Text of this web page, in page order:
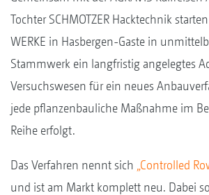
Tochter SCHMOTZER Hacktechnik
WERKE in Hasbergen-Gaste in
Stammwerk ein langfristig angelegtes
Versuchswesen für ein neues
jede pflanzenbauliche Maßnahme im
Reihe erfolgt.
Das Verfahren nennt sich „Controlled
und ist am Markt komplett neu. Dabei